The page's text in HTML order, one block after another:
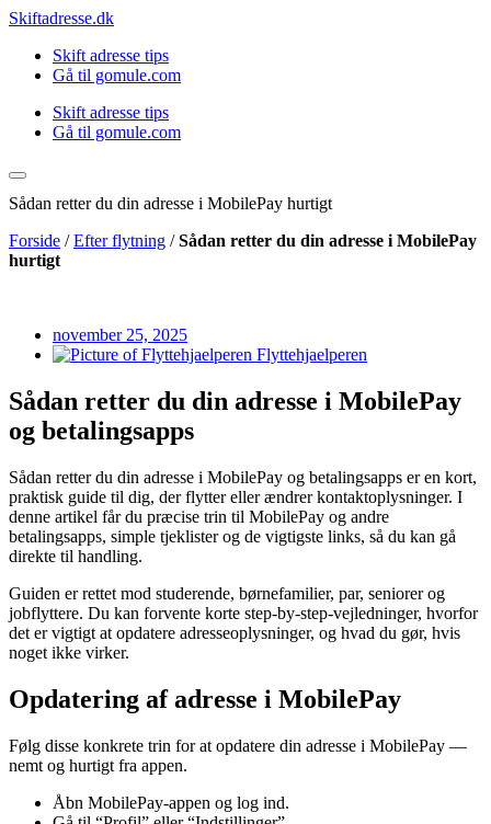
Videre
indhold
Skiftadresse.dk
Skift adresse tips
Gå til gomule.com
Skift adresse tips
Gå til gomule.com
Sådan retter du din adresse i MobilePay hurtigt
Forside /Efter flytning /Sådan retter du din adresse i MobilePay
hurtigt
november 25, 2025
Flyttehjaelperen
Sådan retter du din adresse i MobilePay
og betalingsapps
Sådan retter du din adresse i MobilePay og betalingsapps er en kort,
praktisk guide til dig, der flytter eller ændrer kontaktoplysninger. I
denne artikel får du præcise trin til MobilePay og andre
betalingsapps, simple tjeklister og de vigtigste links, så du kan gå
direkte til handling.
Guiden er rettet mod studerende, børnefamilier, par, seniorer og
jobflyttere. Du kan forvente korte step-by-step-vejledninger, hvorfor
det er vigtigt at opdatere adresseoplysninger, og hvad du gør, hvis
noget ikke virker.
Opdatering af adresse i MobilePay
Følg disse konkrete trin for at opdatere din adresse i MobilePay —
nemt og hurtigt fra appen.
Åbn MobilePay-appen og log ind.